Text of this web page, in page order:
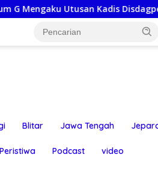
Disdagperin Jaga
Blitar Jawa Tengah
Peristiwa Podcast video